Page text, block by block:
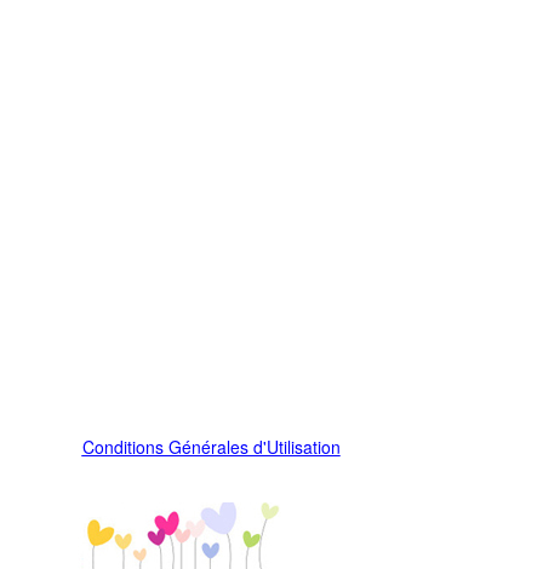
Conditions Générales d'Utilisation